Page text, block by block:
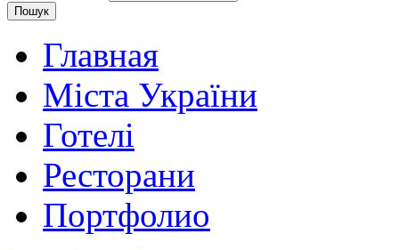
Главная
Міста України
Готелі
Ресторани
Портфолио